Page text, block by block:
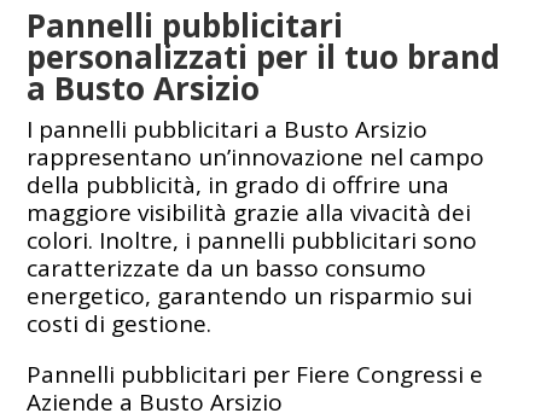
Pannelli pubblicitari
personalizzati per il tuo brand
a Busto Arsizio
I pannelli pubblicitari a Busto Arsizio
rappresentano un’innovazione nel campo
della pubblicità, in grado di offrire una
maggiore visibilità grazie alla vivacità dei
colori. Inoltre, i pannelli pubblicitari sono
caratterizzate da un basso consumo
energetico, garantendo un risparmio sui
costi di gestione.
Pannelli pubblicitari per Fiere Congressi e
Aziende a Busto Arsizio